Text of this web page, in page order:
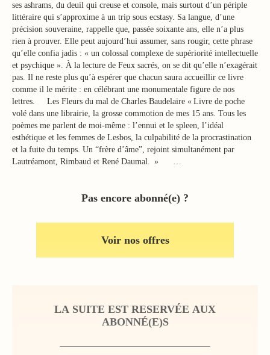
ses ashrams, du deuil qui creuse et console, mais surtout d’un périple
littéraire qui s’approxime à un trip sous ecstasy. Sa langue, d’une
précision souveraine, rappelle que, passée soixante ans, elle n’a plus
rien à prouver. Elle peut aujourd’hui assumer, sans rougir, cette phrase
qu’elle confia jadis : « un colossal complexe de supériorité intellectuelle
et psychique ». À la lecture de Feux sacrés, on se dit qu’elle n’exagérait
pas. Il ne reste plus qu’à espérer que chacun saura accueillir ce livre
comme il le mérite : en célébrant une monumentale figure de nos
lettres. Les Fleurs du mal de Charles Baudelaire « Livre de poche
volé dans une librairie, la grosse commotion de mes 15 ans. Tous les
poèmes me parlent de moi-même : l’ennui et le spleen, l’idéal
esthétique et les femmes de Lesbos, la culpabilité de la procrastination
et la fuite du temps. Un “frère d’âme”, rejoint simultanément par
Lautréamont, Rimbaud et René Daumal. » …
Pas encore abonné(e) ?
Voir nos offres
LA SUITE EST RESERVÉE AUX
ABONNÉ(E)S